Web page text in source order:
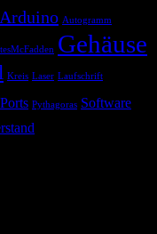
Arduino Autogramm
Gehäuse
Kreis Laser Laufschrift
Ports Pythagoras Software